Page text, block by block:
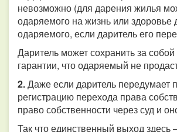
невозможно (для дарения жилья
одаряемого на жизнь или здоровье
одаряемого, если даритель его
Даритель может сохранить за
гарантии, что одаряемый не
2.Даже если даритель передумает
регистрацию перехода права
право собственности через суд и
Так что единственный выход здесь